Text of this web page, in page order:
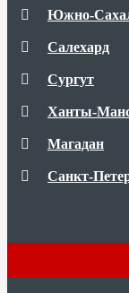
Южно-
Салехард
Сургут
Ханты-
Магадан
Санкт-